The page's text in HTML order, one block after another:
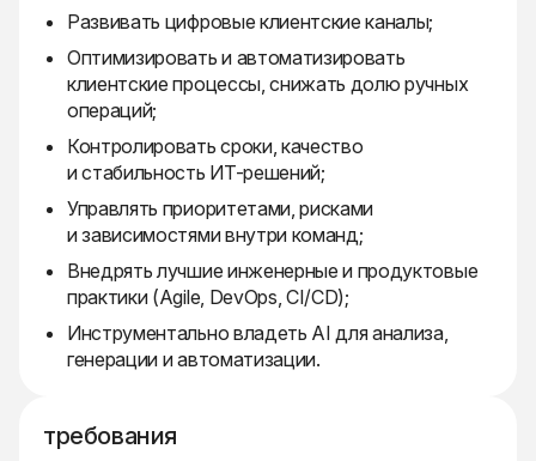
Развивать цифровые клиентские каналы;
Оптимизировать и автоматизировать
клиентские процессы, снижать долю ручных
операций;
Контролировать сроки, качество
и стабильность ИТ-решений;
Управлять приоритетами, рисками
и зависимостями внутри команд;
Внедрять лучшие инженерные и продуктовые
практики (Agile, DevOps, CI/CD);
Инструментально владеть AI для анализа,
генерации и автоматизации.
требования